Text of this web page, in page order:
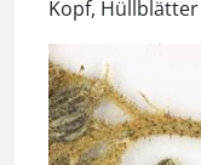
Kopf, Hüllblätter